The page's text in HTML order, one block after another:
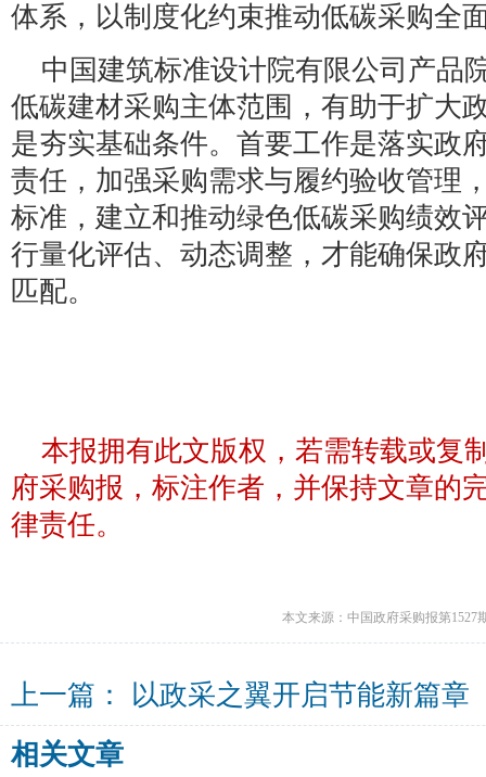
体系，以制度化约束推动低碳采购全
中国建筑标准设计院有限公司产品
低碳建材采购主体范围，有助于扩大
是夯实基础条件。首要工作是落实政
责任，加强采购需求与履约验收管理
标准，建立和推动绿色低碳采购绩效
行量化评估、动态调整，才能确保政
匹配。
本报拥有此文版权，若需转载或复
府采购报，标注作者，并保持文章的
律责任。
本文来源：中国政府采购报第1527
上一篇： 以政采之翼开启节能新篇章
相关文章